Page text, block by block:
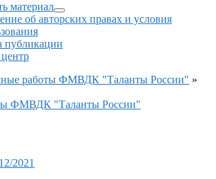
материал
об авторских правах и условия
публикации
работы ФМВДК "Таланты России" »
ФМВДК "Таланты России"
2021